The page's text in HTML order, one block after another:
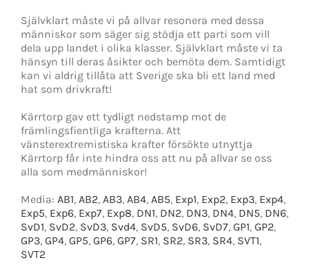
Självklart måste vi på allvar resonera med dessa
människor som säger sig stödja ett parti som vill
dela upp landet i olika klasser. Självklart måste vi ta
hänsyn till deras åsikter och bemöta dem. Samtidigt
kan vi aldrig tillåta att Sverige ska bli ett land med
hat som drivkraft!
Kärrtorp gav ett tydligt nedstamp mot de
främlingsfientliga krafterna. Att
vänsterextremistiska krafter försökte utnyttja
Kärrtorp får inte hindra oss att nu på allvar se oss
alla som medmänniskor!
Media: AB1, AB2, AB3, AB4, AB5, Exp1, Exp2, Exp3, Exp4,
Exp5, Exp6, Exp7, Exp8, DN1, DN2, DN3, DN4, DN5, DN6,
SvD1, SvD2, SvD3, Svd4, SvD5, SvD6, SvD7, GP1, GP2,
GP3, GP4, GP5, GP6, GP7, SR1, SR2, SR3, SR4, SVT1,
SVT2